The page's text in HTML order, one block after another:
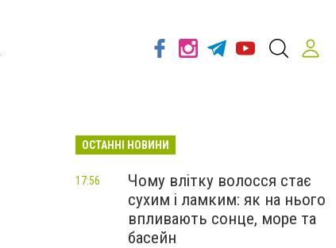
ОСТАННІ НОВИНИ
Чому влітку волосся стає
сухим і ламким: як на нього
впливають сонце, море та
басейн
17:56